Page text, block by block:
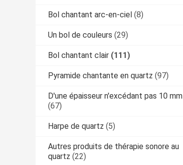
Bol chantant arc-en-ciel (8)
Un bol de couleurs (29)
Bol chantant clair (111)
Pyramide chantante en quartz (97)
D'une épaisseur n'excédant pas 10 mm
(67)
Harpe de quartz (5)
Autres produits de thérapie sonore au
quartz (22)